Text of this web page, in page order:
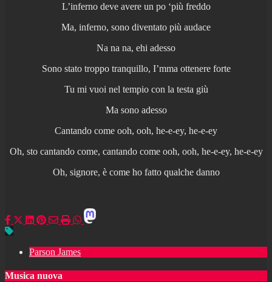
L’inferno deve avere un po ‘più freddo
Ma, inferno, sono diventato più audace
Na na na, ehi adesso
Sono stato troppo tranquillo, I’mma ottenere forte
Tu mi vuoi nel tempio con la testa giù
Ma sono adesso
Cantando come ooh, ooh, he-e-ey, he-e-ey
Oh, sto cantando come, cantando come ooh, ooh, he-e-ey, he-e-ey
Oh, signore, è come ho fatto qualche danno
Parson James
Musica nuova